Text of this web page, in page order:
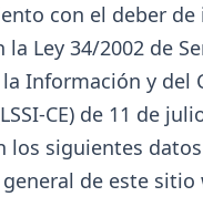
con el deber
la Ley 34/2002 de
Información y del
CE) de 11 de
los siguientes
de este sitio